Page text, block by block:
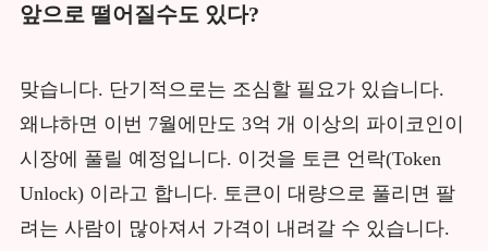
앞으로 떨어질수도 있다?
맞습니다. 단기적으로는 조심할 필요가 있습니다.
왜냐하면 이번 7월에만도 3억 개 이상의 파이코인이
시장에 풀릴 예정입니다. 이것을 토큰 언락(Token
Unlock) 이라고 합니다. 토큰이 대량으로 풀리면 팔
려는 사람이 많아져서 가격이 내려갈 수 있습니다.